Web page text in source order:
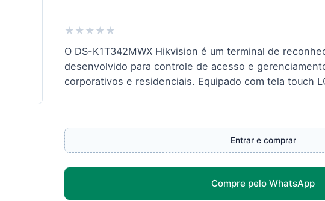
★ ★ ★ ★ ★
O DS-K1T342MWX Hikvision é um terminal de
desenvolvido para controle de acesso e
corporativos e residenciais. Equipado com tela touch
Entrar e comprar
Compre pelo WhatsApp